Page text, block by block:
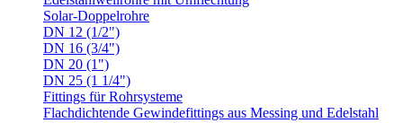
Solar-Doppelrohre
DN 12 (1/2")
DN 16 (3/4")
DN 20 (1")
DN 25 (1 1/4")
Fittings für Rohrsysteme
Flachdichtende Gewindefittings aus Messing und Edelstahl